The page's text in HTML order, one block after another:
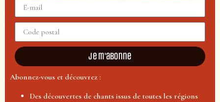
Je m'abonne
Abonnez-vous et découvrez :
Des découvertes de chants issus de toutes les régions